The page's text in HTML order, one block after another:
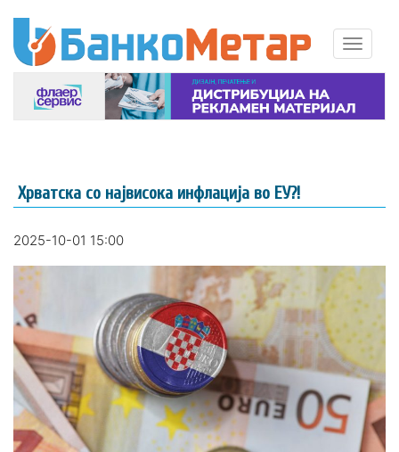
Хрватска со највисока инфлација во ЕУ?!
2025-10-01 15:00